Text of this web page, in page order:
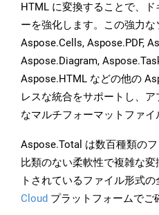
HTML に変換することで、
ーを強化します。この強力な
Aspose.Cells, Aspose.PDF,
Aspose.Diagram,
Aspose.HTML などの他の
レスな統合をサポートし、
なマルチフォーマットファイ
Aspose.Total は数百種類のフ
比類のない柔軟性で複雑な
トされているファイル形式の
Cloud プラットフォームでご